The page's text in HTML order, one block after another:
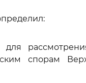
спорам